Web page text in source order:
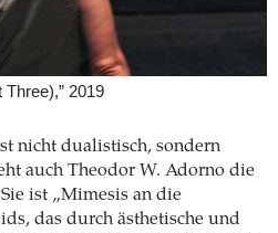
2019
nicht dualistisch, sondern
auch Theodor W. Adorno die
ist „Mimesis an die
das durch ästhetische und